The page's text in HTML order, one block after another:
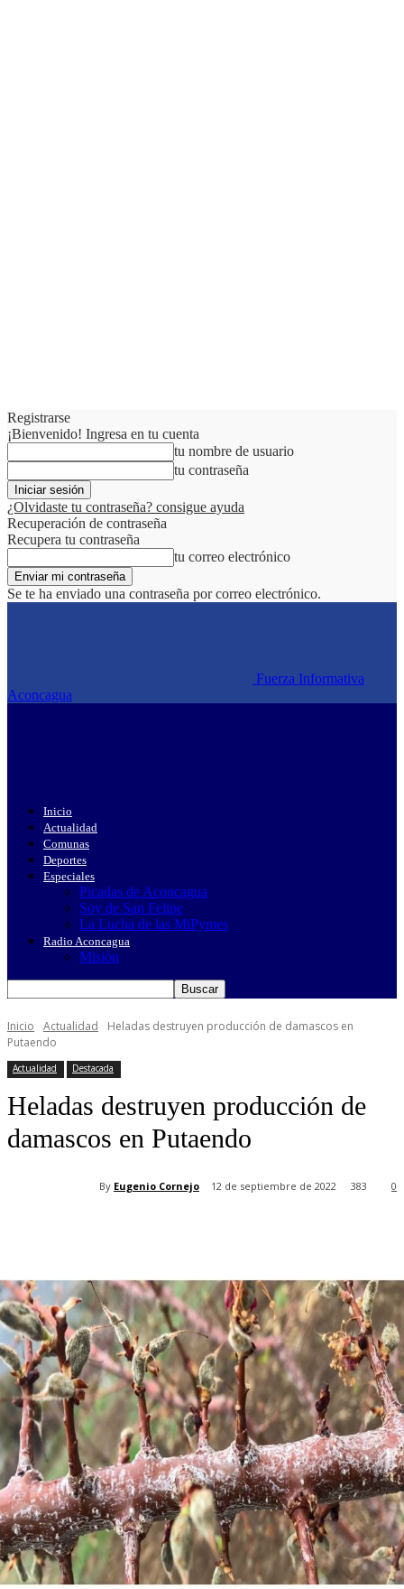
Registrarse
¡Bienvenido! Ingresa en tu cuenta
tu nombre de usuario
tu contraseña
¿Olvidaste tu contraseña? consigue ayuda
Recuperación de contraseña
Recupera tu contraseña
tu correo electrónico
Se te ha enviado una contraseña por correo electrónico.
Fuerza Informativa
Aconcagua
Inicio
Actualidad
Comunas
Deportes
Especiales
Picadas de Aconcagua
Soy de San Felipe
La Lucha de las MiPymes
Radio Aconcagua
Misión
Inicio Actualidad
Heladas destruyen producción de damascos en
Putaendo
Actualidad Destacada
Heladas destruyen producción de
damascos en Putaendo
By Eugenio Cornejo 12 de septiembre de 2022 0
383